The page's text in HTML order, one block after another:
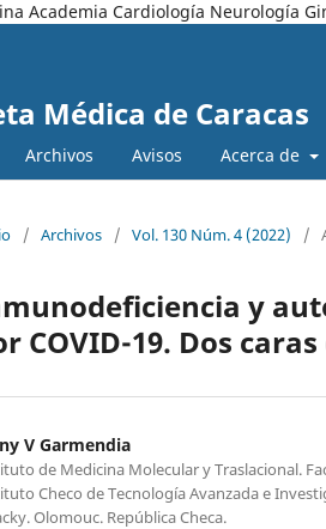
Academia Cardiología Neurología
Médica de Caracas
Archivos Avisos Acerca de
/ Archivos / Vol. 130 Núm. 4 (2022) /
y
COVID-19. Dos
V Garmendia
de Medicina Molecular y Traslacional.
Checo de Tecnología Avanzada e
Olomouc. República Checa.